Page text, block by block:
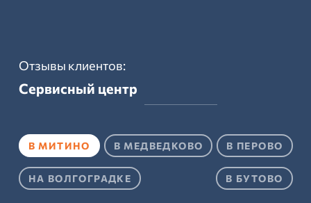
Отзывы клиентов:
Сервисный центр
В МИТИНО В МЕДВЕДКОВО В ПЕРОВО
НА ВОЛГОГРАДКЕ В БУТОВО